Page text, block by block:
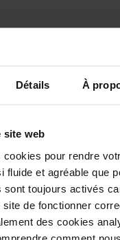
Détails À
site web
pour rendre
fluide et agréable que
sont toujours activés
de fonctionner
des cookies
comment
dans l’ensemble